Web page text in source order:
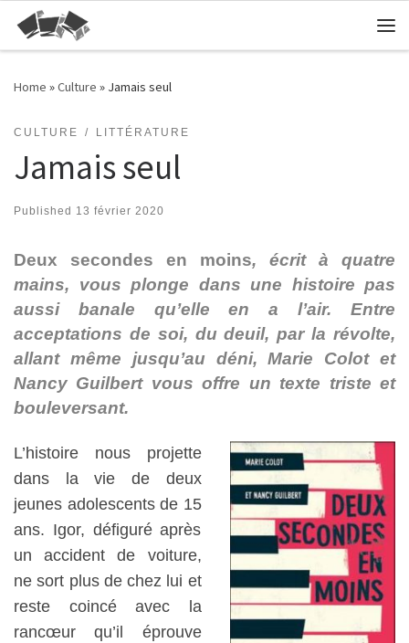
Skip to content
Home »Culture » Jamais seul
CULTURE LITTÉRATURE
Jamais seul
Published 13 février 2020
Deux secondes en moins, écrit à quatre
mains, vous plonge dans une histoire pas
aussi banale qu’elle en a l’air. Entre
acceptations de soi, du deuil, par la révolte,
allant même jusqu’au déni, Marie Colot et
Nancy Guilbert vous offre un texte triste et
bouleversant.
L’histoire nous projette
dans la vie de deux
jeunes adolescents de 15
ans. Igor, défiguré après
un accident de voiture,
ne sort plus de chez lui et
reste coincé avec la
rancœur qu’il éprouve